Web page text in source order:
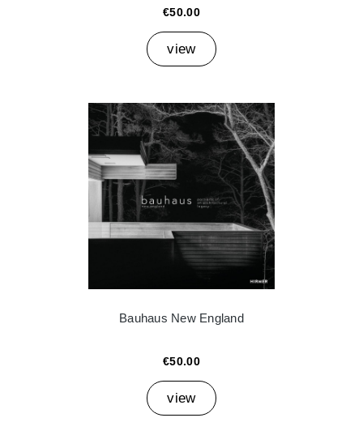
€50.00
view
Bauhaus New England
€50.00
view